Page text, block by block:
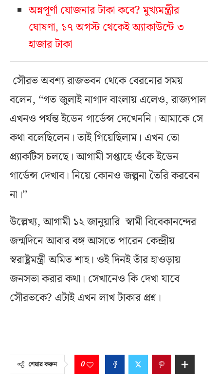
অন্নপূর্ণা যোজনার টাকা কবে? মুখ্যমন্ত্রীর
ঘোষণা, ১৭ অগস্ট থেকেই অ্যাকাউন্টে ৩
হাজার টাকা
সৌরভ অবশ্য রাজভবন থেকে বেরনোর সময়
বলেন, ‘‘গত জুলাই নাগাদ বাংলায় এলেও, রাজ্যপাল
এখনও পর্যন্ত ইডেন গার্ডেন্স দেখেননি। আমাকে সে
কথা বলেছিলেন। তাই গিয়েছিলাম। এখন তো
প্র্যাকটিস চলছে। আগামী সপ্তাহে ওঁকে ইডেন
গার্ডেন্স দেখাব। নিয়ে কোনও জল্পনা তৈরি করবেন
না।’’
উল্লেখ্য, আগামী ১২ জানুয়ারি স্বামী বিবেকানন্দের
জন্মদিনে আবার বঙ্গ আসতে পারেন কেন্দ্রীয়
স্বরাষ্ট্রমন্ত্রী অমিত শাহ। ওই দিনই তাঁর হাওড়ায়
জনসভা করার কথা। সেখানেও কি দেখা যাবে
সৌরভকে? এটাই এখন লাখ টাকার প্রশ্ন।
শেয়ার করুন 0